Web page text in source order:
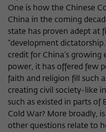
One is how the Chinese
China in the coming
state has proven adept at
“development
credit for China’s
power, it has offered few
faith and religion fill such
creating civil society-like
such as existed in parts of
Cold War? More broadly,
other questions relate to
Laufzeit 30 Minuten
Zweck
Dieses
den
der
zu